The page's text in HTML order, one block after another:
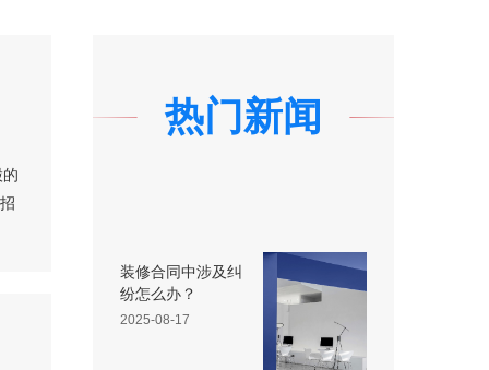
热门新闻
装修合同中涉及纠
纷怎么办？
2025-08-17